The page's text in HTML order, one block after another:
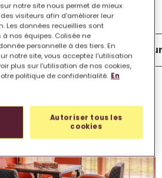
Chambre Extérieur
notre site nous permet de mieux
visiteurs afin d'améliorer leur
Les données recueillies sont
à nos équipes. Colisée ne
personnelle à des tiers. En
notre site, vous acceptez l'utilisation
plus sur l'utilisation de nos cookies,
politique de confidentialité. En
Autoriser tous les
cookies